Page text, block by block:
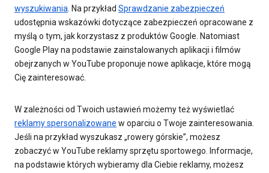
wyszukiwania . Na przykład Sprawdzanie zabezpieczeń
udostępnia wskazówki dotyczące zabezpieczeń opracowane z
myślą o tym, jak korzystasz z produktów Google. Natomiast
Google Play na podstawie zainstalowanych aplikacji i filmów
obejrzanych w YouTube proponuje nowe aplikacje, które mogą
Cię zainteresować.
W zależności od Twoich ustawień możemy też wyświetlać
reklamy spersonalizowane w oparciu o Twoje zainteresowania.
Jeśli na przykład wyszukasz „rowery górskie”, możesz
zobaczyć w YouTube reklamy sprzętu sportowego. Informacje,
na podstawie których wybieramy dla Ciebie reklamy, możesz